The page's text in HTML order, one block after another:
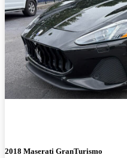
2018 Maserati GranTurismo